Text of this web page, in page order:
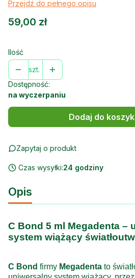
Przejdź do pełnego opisu
Cena
59,00 zł
Ilość
szt.
Dostępność:
na wyczerpaniu
Dodaj do
Zapytaj o produkt
Czas wysyłki:24 godziny
Opis
C Bond 5 ml Megadenta –
system wiążący
C Bond firmy Megadenta to